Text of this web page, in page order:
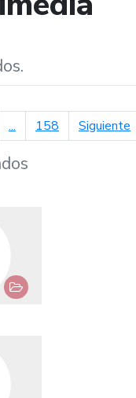
de búsqueda
... 158 Siguiente